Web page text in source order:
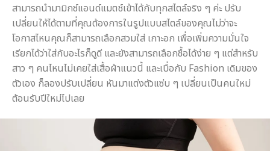
สามารถนำมามิกซ์แอนด์แมตช์เข้าได้กับทุกสไตล์จริง ๆ ค่ะ ปรับ
เปลี่ยนให้ได้ตามที่คุณต้องการในรูปแบบสไตล์ของคุณไม่ว่าจะ
โอกาสไหนคุณก็สามารถเลือกสวมใส่ เกาะอก เพื่อเพิ่มความมั่นใจ
เรียกได้ว่าใส่กับอะไรก็ดูดี และยังสามารถเลือกซื้อได้ง่าย ๆ แต่สำหรับ
สาว ๆ คนไหนไม่เคยใส่เสื้อผ้าแนวนี้ และเบื่อกับ Fashion เดิมของ
ตัวเอง ก็ลองปรับเปลี่ยน หันมาแต่งตัวแซ่บ ๆ เปลี่ยนเป็นคนใหม่
ต้อนรับปีใหม่ไปเลย